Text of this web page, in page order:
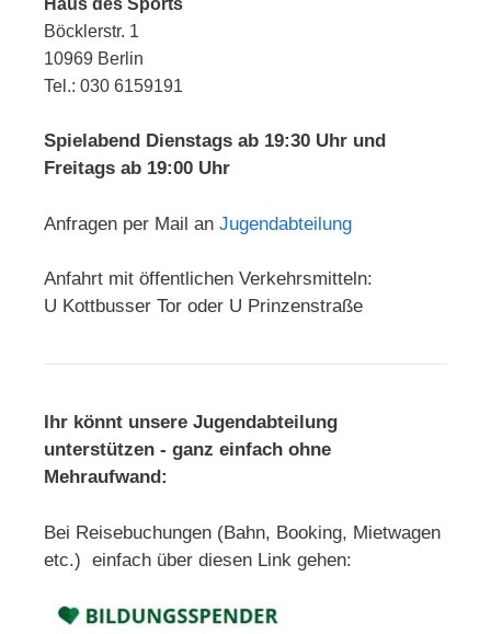
Böcklerstr. 1
10969 Berlin
Tel.: 030 6159191
Spielabend Dienstags ab 19:30 Uhr und
Freitags ab 19:00 Uhr
Anfragen per Mail an Jugendabteilung
Anfahrt mit öffentlichen Verkehrsmitteln:
U Kottbusser Tor oder U Prinzenstraße
Ihr könnt unsere Jugendabteilung
unterstützen - ganz einfach ohne
Mehraufwand:
Bei Reisebuchungen (Bahn, Booking, Mietwagen
etc.) einfach über diesen Link gehen: